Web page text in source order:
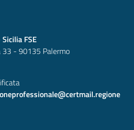
FSE
33 - 90135 Palermo